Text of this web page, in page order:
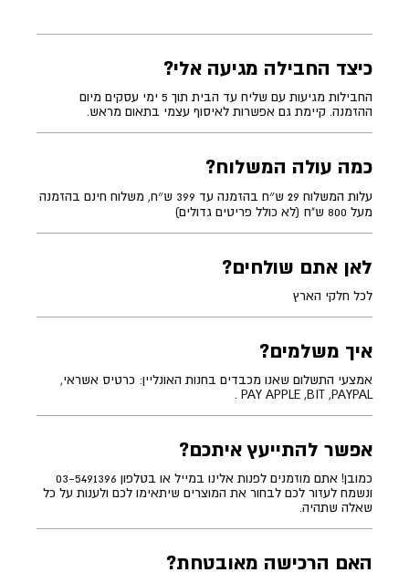
כיצד החבילה מגיעה אלי?
החבילות מגיעות עם שליח עד הבית תוך 5 ימי עסקים מיום
ההזמנה. קיימת גם אפשרות לאיסוף עצמי בתאום מראש.
כמה עולה המשלוח?
עלות המשלוח 29 ש״ח בהזמנה עד 399 ש״ח, משלוח חינם בהזמנה
מעל 800 ש"ח (לא כולל פריטים גדולים)
לאן אתם שולחים?
לכל חלקי הארץ
איך משלמים?
אמצעי התשלום שאנו מכבדים בחנות האונליין: כרטיס אשראי,
PAY APPLE ,BIT ,PAYPAL .
אפשר להתייעץ איתכם?
כמובן! אתם מוזמנים לפנות אלינו במייל או בטלפון 03-5491396
ונשמח לעזור לכם לבחור את המוצרים שיתאימו לכם ולענות על כל
שאלה שתהיה.
האם הרכישה מאובטחת?